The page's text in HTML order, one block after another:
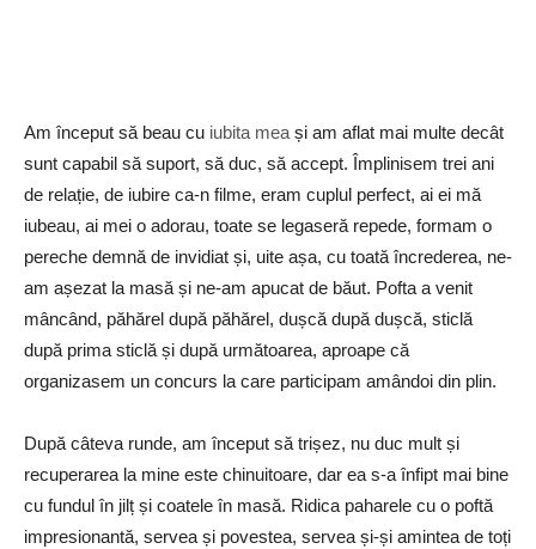
Am început să beau cu iubita mea și am aflat mai multe decât
sunt capabil să suport, să duc, să accept. Împlinisem trei ani
de relație, de iubire ca-n filme, eram cuplul perfect, ai ei mă
iubeau, ai mei o adorau, toate se legaseră repede, formam o
pereche demnă de invidiat și, uite așa, cu toată încrederea, ne-
am așezat la masă și ne-am apucat de băut. Pofta a venit
mâncând, păhărel după păhărel, dușcă după dușcă, sticlă
după prima sticlă și după următoarea, aproape că
organizasem un concurs la care participam amândoi din plin.
După câteva runde, am început să trișez, nu duc mult și
recuperarea la mine este chinuitoare, dar ea s-a înfipt mai bine
cu fundul în jilț și coatele în masă. Ridica paharele cu o poftă
impresionantă, servea și povestea, servea și-și amintea de toți